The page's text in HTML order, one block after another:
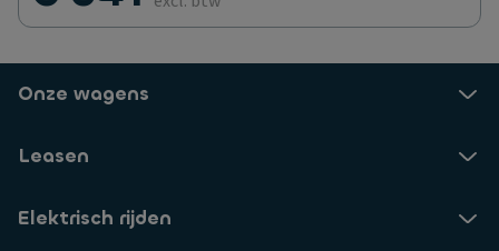
Onze wagens
Leasen
Elektrisch rijden